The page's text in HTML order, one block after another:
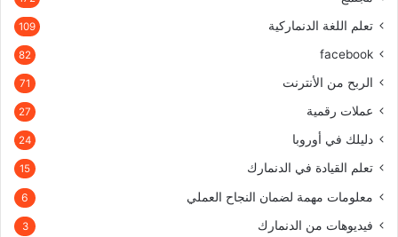
تعلم اللغة الدنماركية 109
facebook
82
الربح من الأنترنت 71
عملات رقمية 27
دليلك في أوروبا 24
تعلم القيادة في الدنمارك 15
معلومات مهمة لضمان النجاح العملي 6
فيديوهات من الدنمارك 3